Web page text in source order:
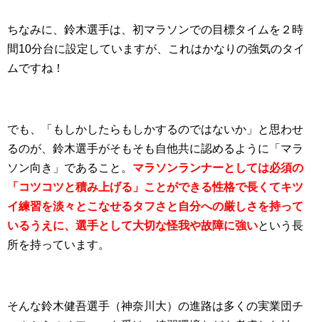
ちなみに、鈴木選手は、初マラソンでの目標タイムを２時
間10分台に設定していますが、これはかなりの強気のタイ
ムですね！
でも、「もしかしたらもしかするのではないか」と思わせ
るのが、鈴木選手がそもそも自他共に認めるように「マラ
ソン向き」であること。 マラソンランナーとしては必須の
「コツコツと積み上げる」ことができる性格で長くてキツ
イ練習を淡々とこなせるタフさと自分への厳しさを持って
いるうえに、選手として大切な怪我や故障に強いという長
所を持っています。
そんな鈴木健吾選手（神奈川大）の進路は多くの実業団チ